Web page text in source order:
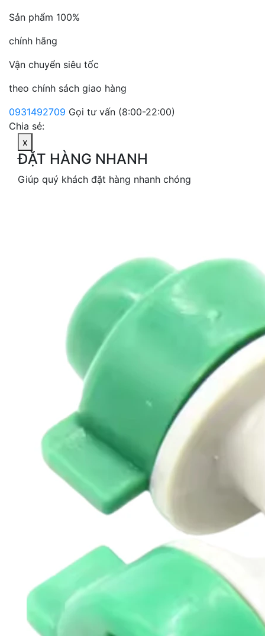
Sản phẩm 100%
chính hãng
Vận chuyển siêu tốc
theo chính sách giao hàng
0931492709 Gọi tư vấn (8:00-22:00)
Chia sẻ:
x
ĐẶT HÀNG NHANH
Giúp quý khách đặt hàng nhanh chóng